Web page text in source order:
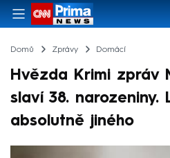
Domů Zprávy Domácí
Hvězda Krimi zpráv
slaví 38.
absolutně jiného